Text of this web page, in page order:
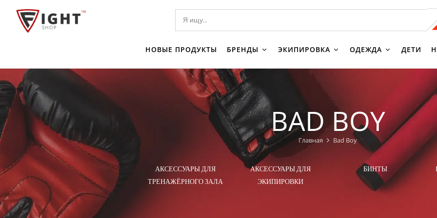
НОВЫЕ ПРОДУКТЫ БРЕНДЫ ЭКИПИРОВКА ОДЕЖДА ДЕТИ
BAD BOY
Главная Bad Boy
I
АКСЕССУАРЫ ДЛЯ
ТРЕНАЖЁРНОГО ЗАЛА
АКСЕССУАРЫ ДЛЯ
ЭКИПИРОВКИ
БИНТЫ